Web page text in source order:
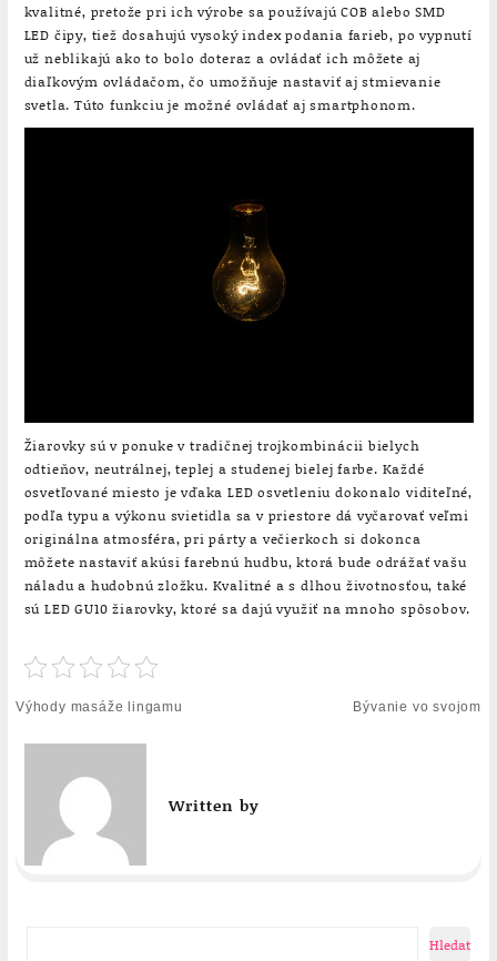
kvalitné, pretože pri ich výrobe sa používajú COB alebo SMD
LED čipy, tiež dosahujú vysoký index podania farieb, po vypnutí
už neblikajú ako to bolo doteraz a ovládať ich môžete aj
diaľkovým ovládačom, čo umožňuje nastaviť aj stmievanie
svetla. Túto funkciu je možné ovládať aj smartphonom.
Žiarovky sú v ponuke v tradičnej trojkombinácii bielych
odtieňov, neutrálnej, teplej a studenej bielej farbe. Každé
osvetľované miesto je vďaka LED osvetleniu dokonalo viditeľné,
podľa typu a výkonu svietidla sa v priestore dá vyčarovať veľmi
originálna atmosféra, pri párty a večierkoch si dokonca
môžete nastaviť akúsi farebnú hudbu, ktorá bude odrážať vašu
náladu a hudobnú zložku. Kvalitné a s dlhou životnosťou, také
sú LED GU10 žiarovky, ktoré sa dajú využiť na mnoho spôsobov.
Navigace
příspěvek
Výhody masáže lingamu Bývanie vo svojom
Written by
Hledat